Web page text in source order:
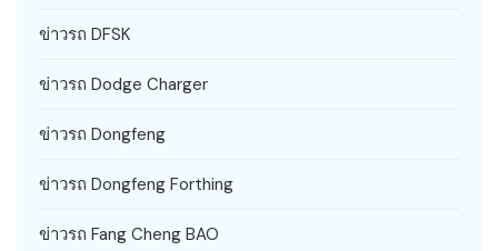
ข่าวรถ DFSK
ข่าวรถ Dodge Charger
ข่าวรถ Dongfeng
ข่าวรถ Dongfeng Forthing
ข่าวรถ Fang Cheng BAO